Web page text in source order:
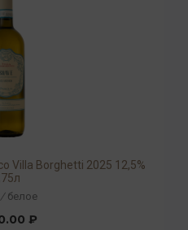
Villa Borghetti 2025 12,5%
/ белое
₽